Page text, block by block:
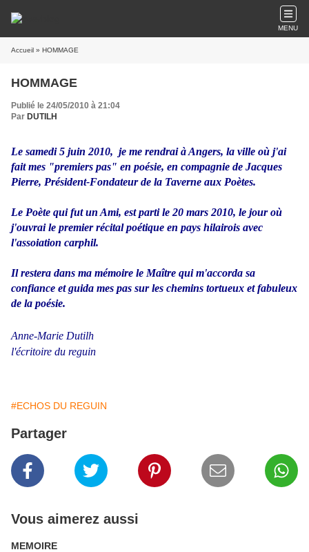
MENU
Accueil » HOMMAGE
HOMMAGE
Publié le 24/05/2010 à 21:04
Par DUTILH
Le samedi 5 juin 2010, je me rendrai à Angers, la ville où j'ai
fait mes "premiers pas" en poésie, en compagnie de Jacques
Pierre, Président-Fondateur de la Taverne aux Poètes.
Le Poète qui fut un Ami, est parti le 20 mars 2010, le jour où
j'ouvrai le premier récital poétique en pays hilairois avec
l'assoiation carphil.
Il restera dans ma mémoire le Maître qui m'accorda sa
confiance et guida mes pas sur les chemins tortueux et fabuleux
de la poésie.
Anne-Marie Dutilh
l'écritoire du reguin
#ECHOS DU REGUIN
Partager
Vous aimerez aussi
MEMOIRE